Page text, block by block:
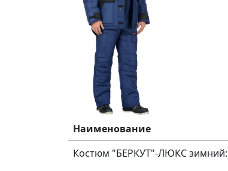
Наименование
Костюм "БЕРКУТ"-ЛЮКС зимний: